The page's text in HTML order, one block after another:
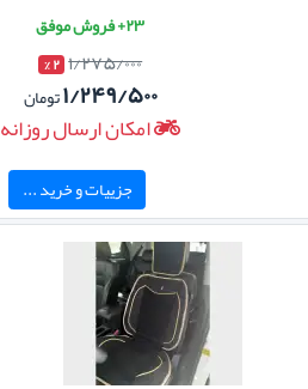
۲۳+ فروش موفق
۱/۲۷۵/۰۰۰ ۲ %
۱/۲۴۹/۵۰۰تومان
امکان ارسال روزانه
جزییات و خرید ...